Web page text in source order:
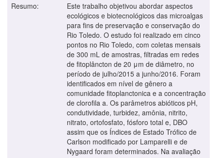
Resumo:
Este trabalho objetivou abordar aspectos
ecológicos e biotecnológicos das microalgas
para fins de preservação e conservação do
Rio Toledo. O estudo foi realizado em cinco
pontos no Rio Toledo, com coletas mensais
de 300 mL de amostras, filtradas em redes
de fitoplâncton de 20 μm de diâmetro, no
período de julho/2015 a junho/2016. Foram
identificados em nível de gênero a
comunidade fitoplanctonica e a concentração
de clorofila a. Os parâmetros abióticos pH,
condutividade, turbidez, amônia, nitrito,
nitrato, ortofosfato, fósforo total e, DBO
assim que os Índices de Estado Trófico de
Carlson modificado por Lamparelli e de
Nygaard foram determinados. Na avaliação